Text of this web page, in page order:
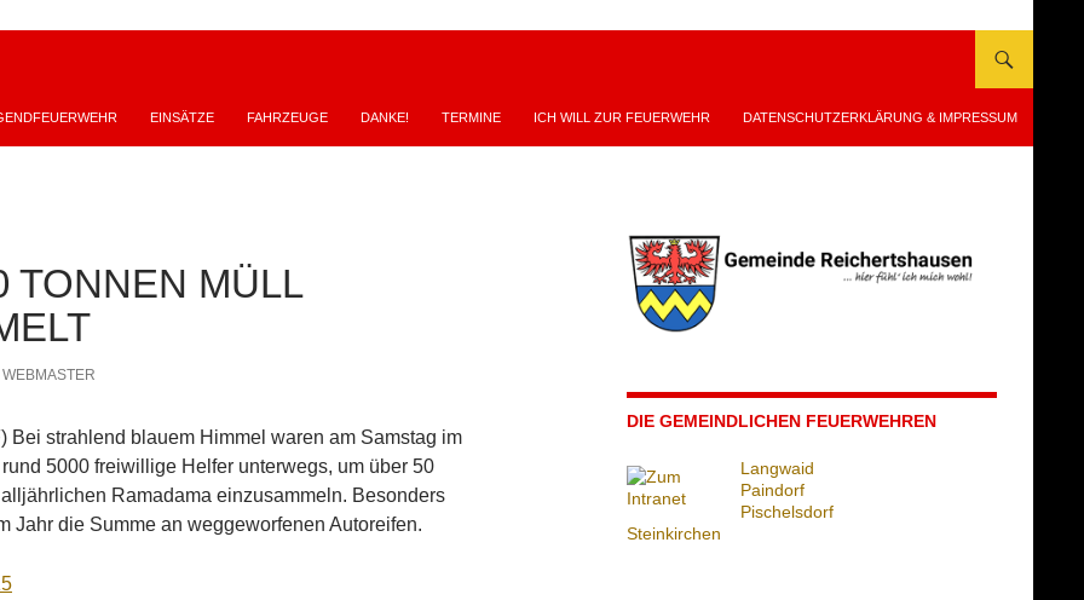
EINSÄTZE FAHRZEUGE DANKE! TERMINE ICH WILL ZUR FEUERWEHR DATENSCHUTZERKLÄRUNG & IMPRESSUM
TONNEN MÜLL
WEBMASTER
Bei strahlend blauem Himmel waren am Samstag im
5000 freiwillige Helfer unterwegs, um über 50
Ramadama einzusammeln. Besonders
Jahr die Summe an weggeworfenen Autoreifen.
DIE GEMEINDLICHEN FEUERWEHREN
Langwaid
Paindorf
Pischelsdorf
Steinkirchen